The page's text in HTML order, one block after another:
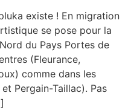
existe ! En migration
se pose pour la
du Pays Portes de
(Fleurance,
comme dans les
Pergain-Taillac). Pas